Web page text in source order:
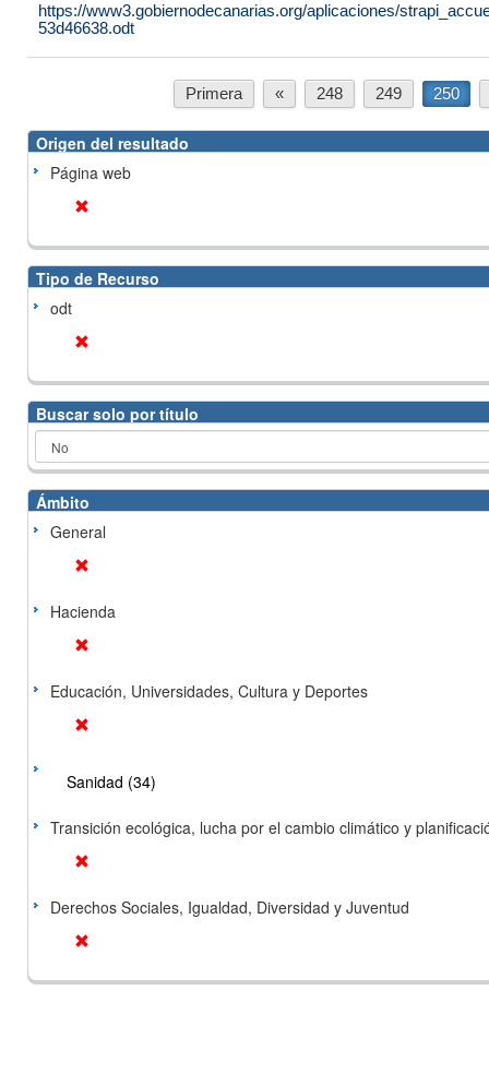
https://www3.gobiernodecanarias.org/aplicaciones/
53d46638.odt
Primera « 248 249 250
Origen del resultado
Página web
Tipo de Recurso
odt
Buscar solo por título
Ámbito
General
Hacienda
Educación, Universidades, Cultura y Deportes
Sanidad (34)
Transición ecológica, lucha por el cambio climático y
Derechos Sociales, Igualdad, Diversidad y Juventud